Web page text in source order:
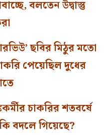
বলতেন উদ্বাস্তু
ছবির মিঠুর মতো
পেয়েছিল দুধের
চাকরির শতবর্ষে
বদলে গিয়েছে?